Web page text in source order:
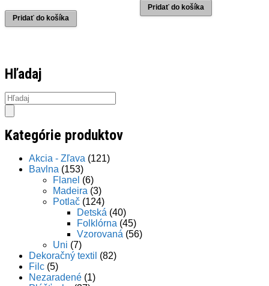
Pridať do košíka
Pridať do košíka
Hľadaj
Products
search
Kategórie produktov
Akcia - Zľava (121)
Bavlna (153)
Flanel (6)
Madeira (3)
Potlač (124)
Detská (40)
Folklórna (45)
Vzorovaná (56)
Uni (7)
Dekoračný textil (82)
Filc (5)
Nezaradené (1)